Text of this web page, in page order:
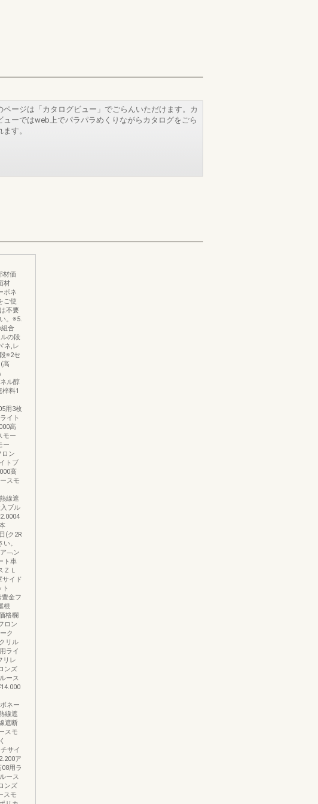
ページは「カタログビュー」でごらんいただけます。カ
ューではweb上でパラパラめくりながらカタログをごら
す。
材価
材
ボネ
ご使
不要
。※5.
合
の段
ネ,レ
※2セ
高
ル醇
料1
用3枚
イト
高
モー
ー
ロン
トブ
高
スモ
線遮
ブル
(ク2R
。
﹁ン
ト車
ＺＬ
イド
金フ
根
格欄
ロン
ク
リル
ライ
リレ
ンズ
ース
ネー
線遮
遮断
スモ
サイ
ア
用ラ
ース
ンズ
スモ